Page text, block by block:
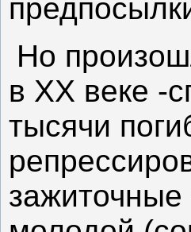
Но
в XX веке -
тысячи
зажиточные